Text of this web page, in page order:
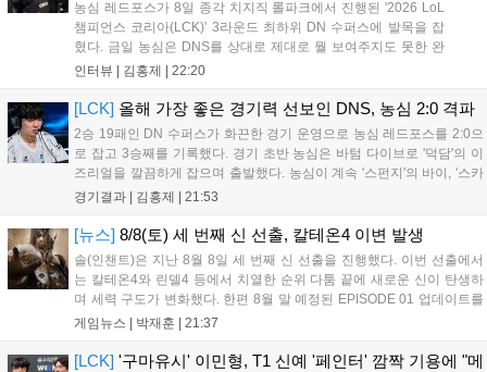
농심 레드포스가 8일 종각 치지직 롤파크에서 진행된 '2026 LoL
챔피언스 코리아(LCK)' 3라운드 최하위 DN 수퍼스에 발목을 잡
혔다. 금일 농심은 DNS를 상대로 제대로 뭘 보여주지도 못한 완
패를 당하고 말았다. 이하 농심 레드포스 최인규 감독과 '리헨즈'
인규 감독 : 모든 경...
인터뷰 | 김홍제 22:20
[LCK] 올해 가장 좋은 경기력 선보인 DNS, 농심 2:0 격파
2승 19패인 DN 수퍼스가 화끈한 경기 운영으로 농심 레드포스를 2:0으
로 잡고 3승째를 기록했다. 경기 초반 농심은 바텀 다이브로 '덕담'의 이
즈리얼을 깔끔하게 잡으며 출발했다. 농심이 계속 '스펀지'의 바이, '스카
웃'의 신드라가 맹활약하며 초반부터 잡은 주도권을 계속 잘 굴렸다.
었...
경기결과 | 김홍제 21:53
[뉴스] 8/8(토) 세 번째 신 선출, 칼테온4 이변 발생
솔(인챈트)은 지난 8월 8일 세 번째 신 선출을 진행했다. 이번 선출에서
는 칼테온4와 린델4 등에서 치열한 순위 다툼 끝에 새로운 신이 탄생하
며 세력 구도가 변화했다. 한편 8월 말 예정된 EPISODE 01 업데이트를
통해 월드 콘텐츠가 추가될 예정이며, 이를 통해 추후 주신 및 절대신에
더욱 가속화될 전망이다....
게임뉴스 | 박재훈 21:37
[LCK] '구마유시' 이민형, T1 신예 '페인터' 깜짝 기용에 "메